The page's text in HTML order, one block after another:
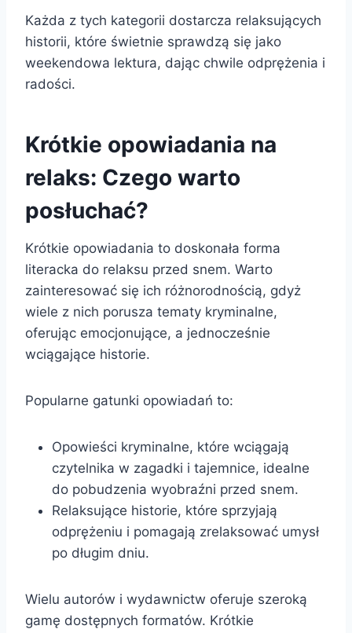
Każda z tych kategorii dostarcza relaksujących
historii, które świetnie sprawdzą się jako
weekendowa lektura, dając chwile odprężenia i
radości.
Krótkie opowiadania na
relaks: Czego warto
posłuchać?
Krótkie opowiadania to doskonała forma
literacka do relaksu przed snem. Warto
zainteresować się ich różnorodnością, gdyż
wiele z nich porusza tematy kryminalne,
oferując emocjonujące, a jednocześnie
wciągające historie.
Popularne gatunki opowiadań to:
Opowieści kryminalne, które wciągają
czytelnika w zagadki i tajemnice, idealne
do pobudzenia wyobraźni przed snem.
Relaksujące historie, które sprzyjają
odprężeniu i pomagają zrelaksować umysł
po długim dniu.
Wielu autorów i wydawnictw oferuje szeroką
gamę dostępnych formatów. Krótkie